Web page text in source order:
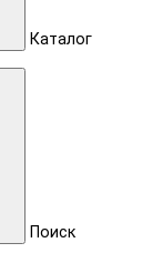
Каталог
Поиск